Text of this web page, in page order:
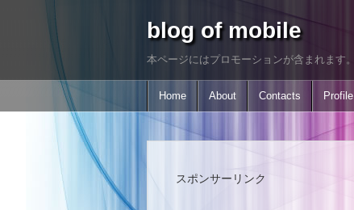
blog of mobile
本ページにはプロモーションが含まれます。
Home About Contacts Profile
スポンサーリンク